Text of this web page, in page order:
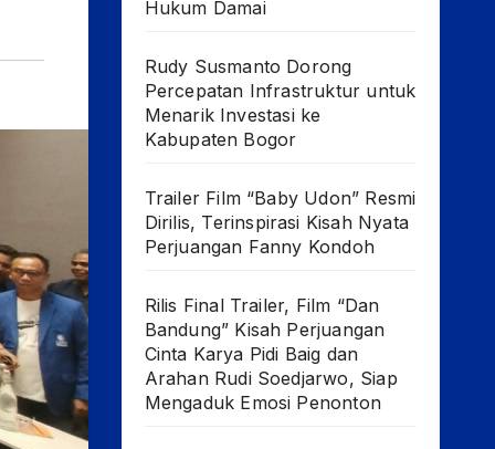
Hukum Damai
Rudy Susmanto Dorong
Percepatan Infrastruktur untuk
Menarik Investasi ke
Kabupaten Bogor
Trailer Film “Baby Udon” Resmi
Dirilis, Terinspirasi Kisah Nyata
Perjuangan Fanny Kondoh
Rilis Final Trailer, Film “Dan
Bandung” Kisah Perjuangan
Cinta Karya Pidi Baig dan
Arahan Rudi Soedjarwo, Siap
Mengaduk Emosi Penonton